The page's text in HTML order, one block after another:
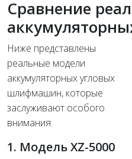
Сравнение
Ниже представлены
реальные модели
аккумуляторных угловых
шлифмашин, которые
заслуживают особого
внимания:
1. Модель XZ-5000